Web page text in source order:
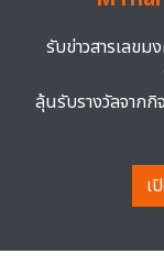
รับข่าวสารเลขม
ลุ้นรับรางวัลจาก
เ